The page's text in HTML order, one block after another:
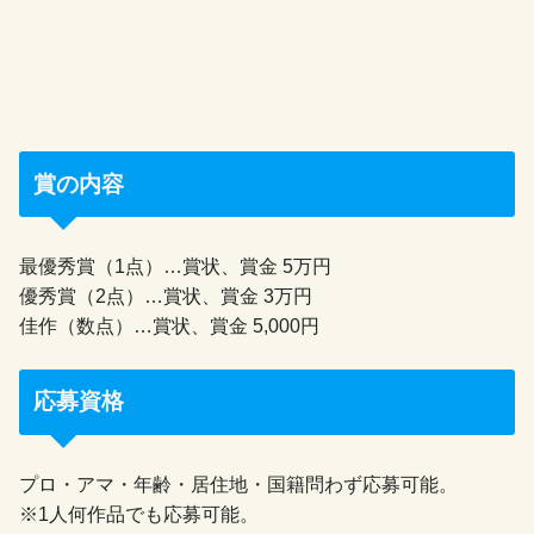
賞の内容
最優秀賞（1点）…賞状、賞金 5万円
優秀賞（2点）…賞状、賞金 3万円
佳作（数点）…賞状、賞金 5,000円
応募資格
プロ・アマ・年齢・居住地・国籍問わず応募可能。
※1人何作品でも応募可能。